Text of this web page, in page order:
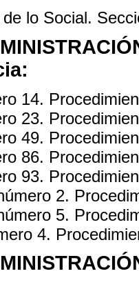
de lo Social.
14.
23.
49.
86.
93.
2.
5.
4.